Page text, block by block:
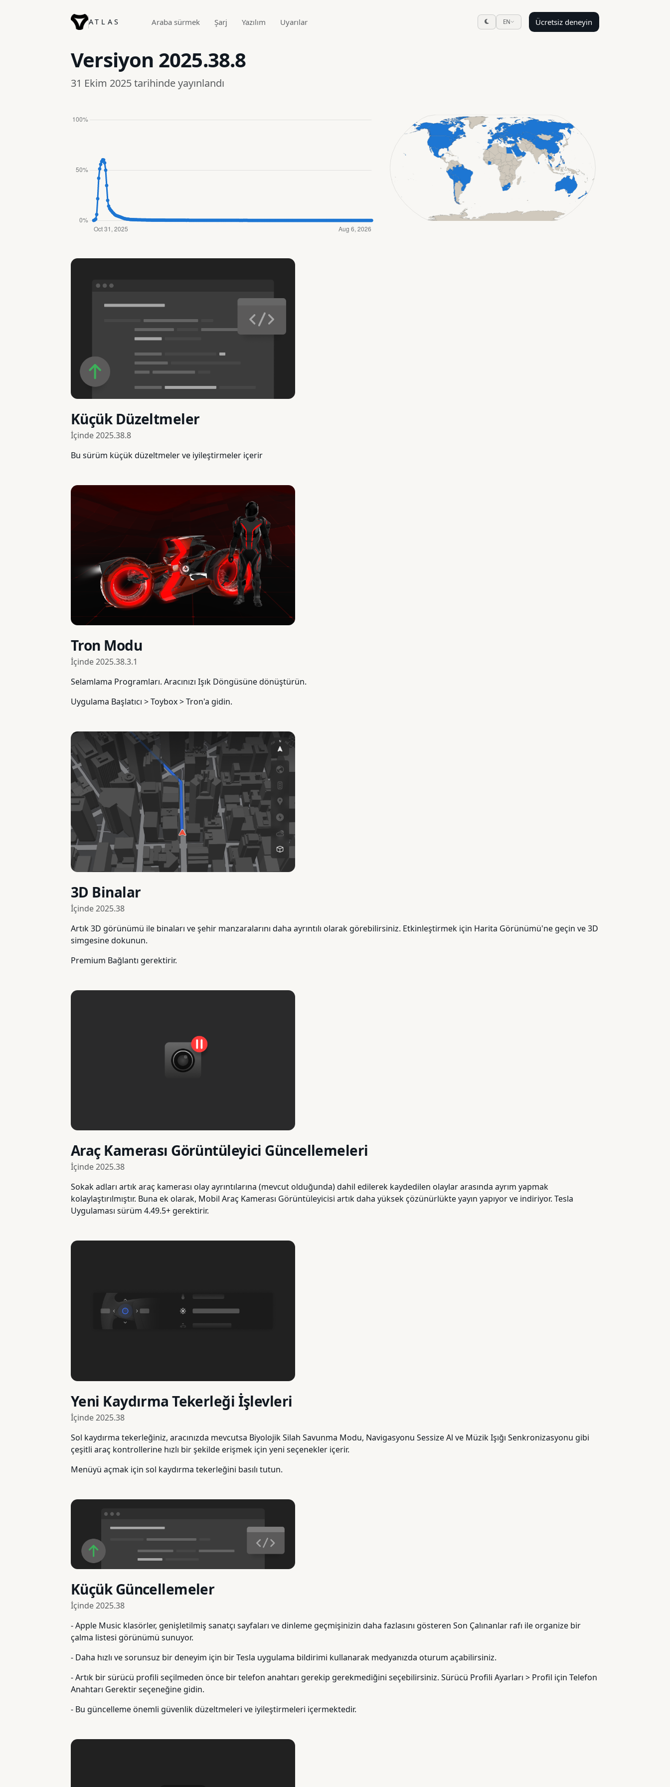
ATLAS Araba sürmek Şarj Yazılım Uyarılar EN Ücretsiz deneyin
Versiyon 2025.38.8
31 Ekim 2025 tarihinde yayınlandı
Küçük Düzeltmeler
İçinde2025.38.8
Bu sürüm küçük düzeltmeler ve iyileştirmeler içerir
Tron Modu
İçinde2025.38.3.1
Selamlama Programları. Aracınızı Işık Döngüsüne dönüştürün.
Uygulama Başlatıcı > Toybox > Tron'a gidin.
3D Binalar
İçinde2025.38
Artık 3D görünümü ile binaları ve şehir manzaralarını daha ayrıntılı olarak görebilirsiniz. Etkinleştirmek için Harita Görünümü'ne geçin ve 3D
simgesine dokunun.
Premium Bağlantı gerektirir.
Araç Kamerası Görüntüleyici Güncellemeleri
İçinde2025.38
Sokak adları artık araç kamerası olay ayrıntılarına (mevcut olduğunda) dahil edilerek kaydedilen olaylar arasında ayrım yapmak
kolaylaştırılmıştır. Buna ek olarak, Mobil Araç Kamerası Görüntüleyicisi artık daha yüksek çözünürlükte yayın yapıyor ve indiriyor. Tesla
Uygulaması sürüm 4.49.5+ gerektirir.
Yeni Kaydırma Tekerleği İşlevleri
İçinde2025.38
Sol kaydırma tekerleğiniz, aracınızda mevcutsa Biyolojik Silah Savunma Modu, Navigasyonu Sessize Al ve Müzik Işığı Senkronizasyonu gibi
çeşitli araç kontrollerine hızlı bir şekilde erişmek için yeni seçenekler içerir.
Menüyü açmak için sol kaydırma tekerleğini basılı tutun.
Küçük Güncellemeler
İçinde2025.38
- Apple Music klasörler, genişletilmiş sanatçı sayfaları ve dinleme geçmişinizin daha fazlasını gösteren Son Çalınanlar rafı ile organize bir
çalma listesi görünümü sunuyor.
- Daha hızlı ve sorunsuz bir deneyim için bir Tesla uygulama bildirimi kullanarak medyanızda oturum açabilirsiniz.
- Artık bir sürücü profili seçilmeden önce bir telefon anahtarı gerekip gerekmediğini seçebilirsiniz. Sürücü Profili Ayarları > Profil için Telefon
Anahtarı Gerektir seçeneğine gidin.
- Bu güncelleme önemli güvenlik düzeltmeleri ve iyileştirmeleri içermektedir.